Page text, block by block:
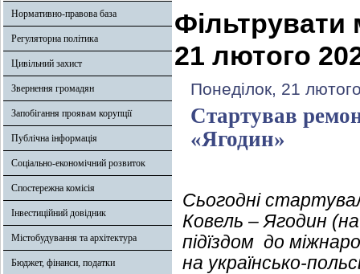
Нормативно-правова база
Регуляторна політика
Цивільний захист
Звернення громадян
Запобігання проявам корупції
Публічна інформація
Соціально-економічний розвиток
Спостережна комісія
Інвестиційний довідник
Містобудування та архітектура
Бюджет, фінанси, податки
Фільтрувати
21 лютого
Понеділок, 21
Стартував
«Ягодин»
Сьогодні
Ковель – Ягодин
підїздом до
на українсько-